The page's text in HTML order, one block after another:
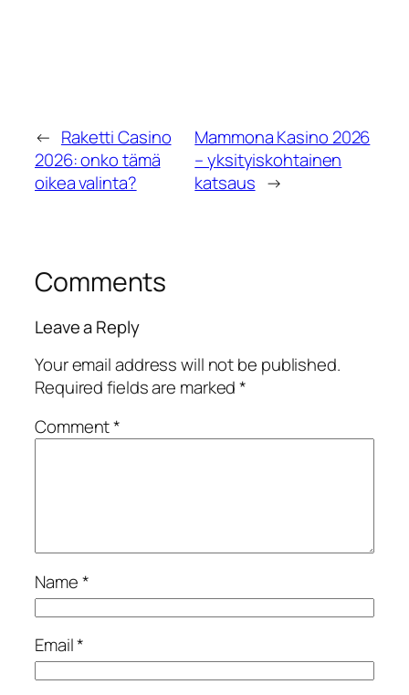
← Raketti Casino
2026: onko tämä
oikea valinta?
Mammona Kasino 2026
– yksityiskohtainen
katsaus →
Comments
Leave a Reply
Your email address will not be published.
Required fields are marked*
Comment*
Name*
Email*